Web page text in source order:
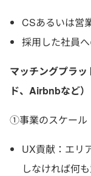
CSあるいは営
採用した社員
マッチングプラ
ド、Airbnbなど）
①事業のスケール
UX貢献：エリ
しなければ何